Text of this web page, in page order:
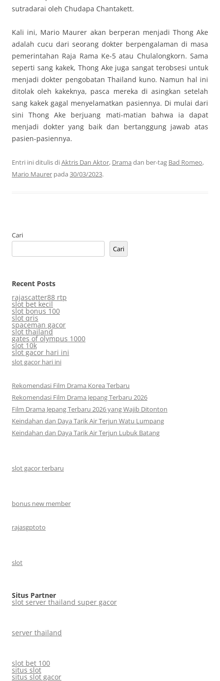
sutradarai oleh Chudapa Chantakett.
Kali ini, Mario Maurer akan berperan menjadi Thong Ake
adalah cucu dari seorang dokter berpengalaman di masa
pemerintahan Raja Rama Ke-5 atau Chulalongkorn. Sama
seperti sang kakek, Thong Ake juga sangat terobsesi untuk
menjadi dokter pengobatan Thailand kuno. Namun hal ini
ditolak oleh kakeknya, pasca mereka di asingkan setelah
sang kakek gagal menyelamatkan pasiennya. Di mulai dari
sini Thong Ake berjuang mati-matian bahwa ia dapat
menjadi dokter yang baik dan bertanggung jawab atas
pasien-pasiennya.
Entri ini ditulis diAktris Dan Aktor, Drama dan ber-tag Bad Romeo,
Mario Maurer pada 30/03/2023.
Cari
Cari
Recent Posts
rajascatter88 rtp
slot bet kecil
slot bonus 100
slot qris
spaceman gacor
slot thailand
gates of olympus 1000
slot 10k
slot gacor hari ini
slot gacor hari ini
Rekomendasi Film Drama Korea Terbaru
Rekomendasi Film Drama Jepang Terbaru 2026
Film Drama Jepang Terbaru 2026 yang Wajib Ditonton
Keindahan dan Daya Tarik Air Terjun Watu Lumpang
Keindahan dan Daya Tarik Air Terjun Lubuk Batang
slot gacor terbaru
bonus new member
rajasgptoto
slot
Situs Partner
slot server thailand super gacor
server thailand
slot bet 100
situs slot
situs slot gacor